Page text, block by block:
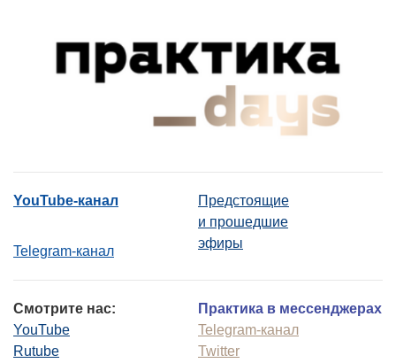
YouTube-канал
Telegram-канал
Предстоящие
и прошедшие
эфиры
Смотрите нас:
YouTube
Rutube
Практика в мессенджерах
Telegram-канал
Twitter